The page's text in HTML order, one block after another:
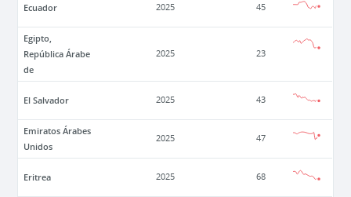
Ecuador 2025 45
Egipto,
República Árabe
de
2025 23
El Salvador 2025 43
Emiratos Árabes
Unidos
2025 47
Eritrea 2025 68